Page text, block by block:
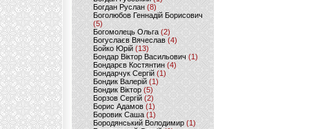
Богдан Руслан(8)
Боголюбов Геннадій Борисович
(5)
Богомолець Ольга (2)
Богуслаєв Вячеслав (4)
Бойко Юрій (13)
Бондар Віктор Васильович (1)
Бондарєв Костянтин (4)
Бондарчук Сергій(1)
Бондик Валерій (1)
Бондик Віктор(5)
Борзов Сергiй (2)
Борис Адамов(1)
Боровик Саша (1)
Бородянський Володимир (1)